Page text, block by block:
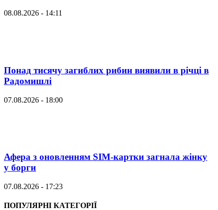
08.08.2026 - 14:11
Понад тисячу загиблих рибин виявили в річці в
Радомишлі
07.08.2026 - 18:00
Афера з оновленням SIM-картки загнала жінку
у борги
07.08.2026 - 17:23
ПОПУЛЯРНІ КАТЕГОРІЇ